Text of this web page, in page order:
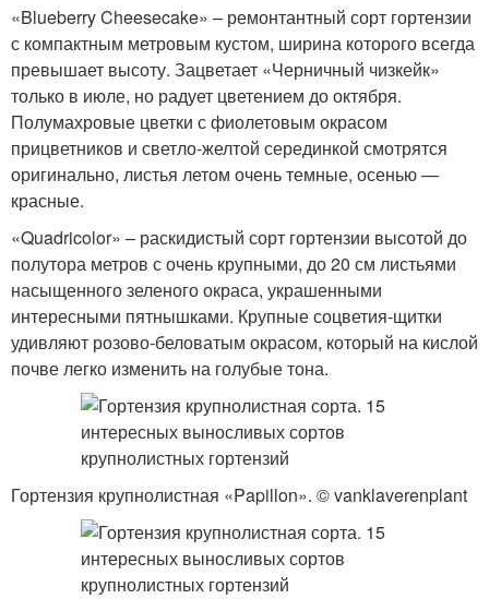
«Blueberry Cheesecake» – ремонтантный сорт гортензии
с компактным метровым кустом, ширина которого всегда
превышает высоту. Зацветает «Черничный чизкейк»
только в июле, но радует цветением до октября.
Полумахровые цветки с фиолетовым окрасом
прицветников и светло-желтой серединкой смотрятся
оригинально, листья летом очень темные, осенью —
красные.
«Quadricolor» – раскидистый сорт гортензии высотой до
полутора метров с очень крупными, до 20 см листьями
насыщенного зеленого окраса, украшенными
интересными пятнышками. Крупные соцветия-щитки
удивляют розово-беловатым окрасом, который на кислой
почве легко изменить на голубые тона.
Гортензия крупнолистная «Papillon». © vanklaverenplant